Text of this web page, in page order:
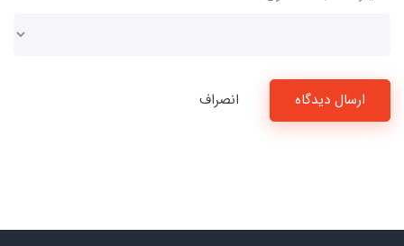
ارسال دیدگاه انصراف